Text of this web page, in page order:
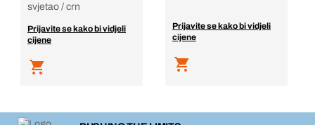
svjetao / crn
Prijavite se kako bi vidjeli
cijene
Prijavite se kako bi vidjeli
cijene